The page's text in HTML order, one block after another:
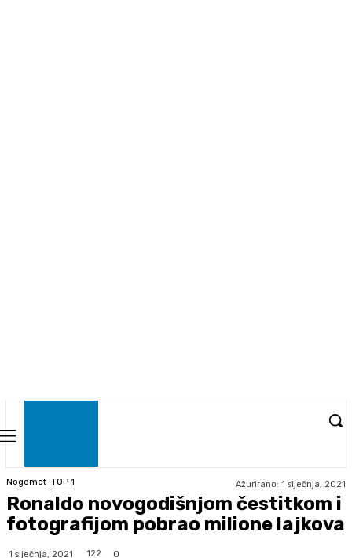
Nogomet TOP 1 Ažurirano: 1 siječnja, 2021
Ronaldo novogodišnjom čestitkom i
fotografijom pobrao milione lajkova
1 siječnja, 2021 122 0